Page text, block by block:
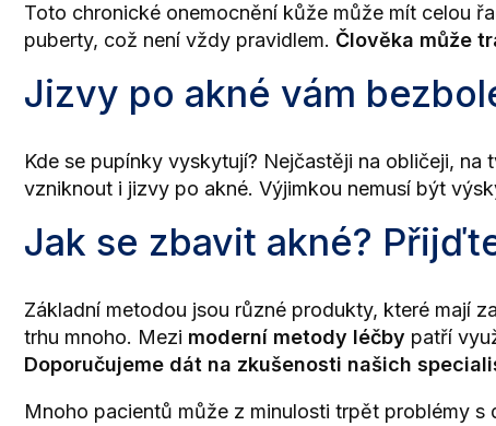
Toto chronické onemocnění kůže může mít celou
puberty, což není vždy pravidlem. Člověka může
Jizvy po akné vám
Kde se pupínky vyskytují? Nejčastěji na obličeji,
vzniknout i jizvy po akné. Výjimkou nemusí být
Jak se zbavit akné?
Základní metodou jsou různé produkty, které mají
trhu mnoho. Mezi moderní metody léčby patří
Doporučujeme dát na zkušenosti našich
Mnoho pacientů může z minulosti trpět problémy